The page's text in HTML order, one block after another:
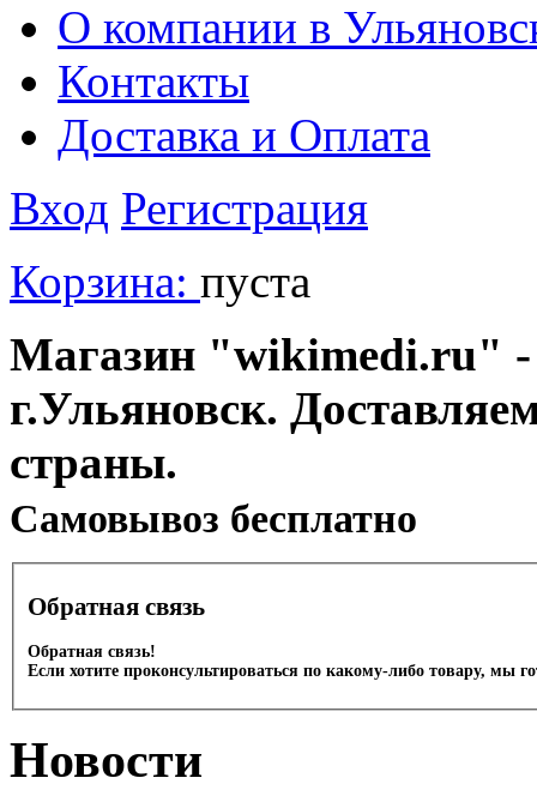
О компании в
Контакты
Доставка и Оплата
Вход Регистрация
Корзина: пуста
Магазин "wikimedi.ru" -
г.Ульяновск.
страны.
Cамовывоз бесплатно
Обратная связь
Обратная связь!
Если хотите проконсультироваться по какому-либо товару, мы
Новости